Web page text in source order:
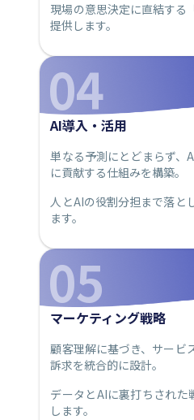
現場の意思決定に直結する
提供します。
04
AI導入・活用
単なる予測にとどまらず、
に貢献する仕組みを構築。
人とAIの役割分担まで落と
ます。
05
マーケティング戦略
顧客理解に基づき、サービ
訴求を統合的に設計。
データとAIに裏打ちされた
します。